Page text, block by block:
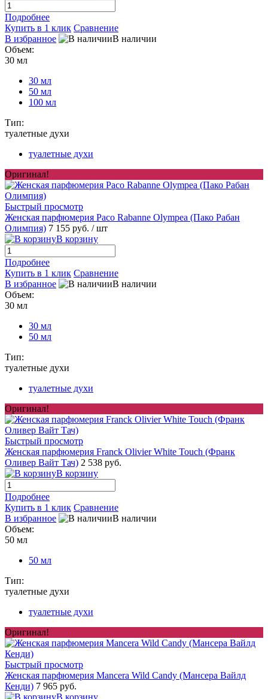
Подробнее
Купить в 1 клик Сравнение
В избранное
В наличии
Объем:
30 мл
30 мл
50 мл
100 мл
Тип:
туалетные духи
туалетные духи
Оригинал!
Быстрый просмотр
Женская парфюмерия Paco Rabanne Olympea (Пако Рабан
Олимпия) 7 155 руб. / шт
В корзину
Подробнее
Купить в 1 клик Сравнение
В избранное
В наличии
Объем:
30 мл
30 мл
50 мл
Тип:
туалетные духи
туалетные духи
Оригинал!
Быстрый просмотр
Женская парфюмерия Franck Olivier White Touch (Франк
Оливер Вайт Тач) 2 538 руб.
В корзину
Подробнее
Купить в 1 клик Сравнение
В избранное
В наличии
Объем:
50 мл
50 мл
Тип:
туалетные духи
туалетные духи
Оригинал!
Быстрый просмотр
Женская парфюмерия Mancera Wild Candy (Мансера Вайлд
Кенди) 7 965 руб.